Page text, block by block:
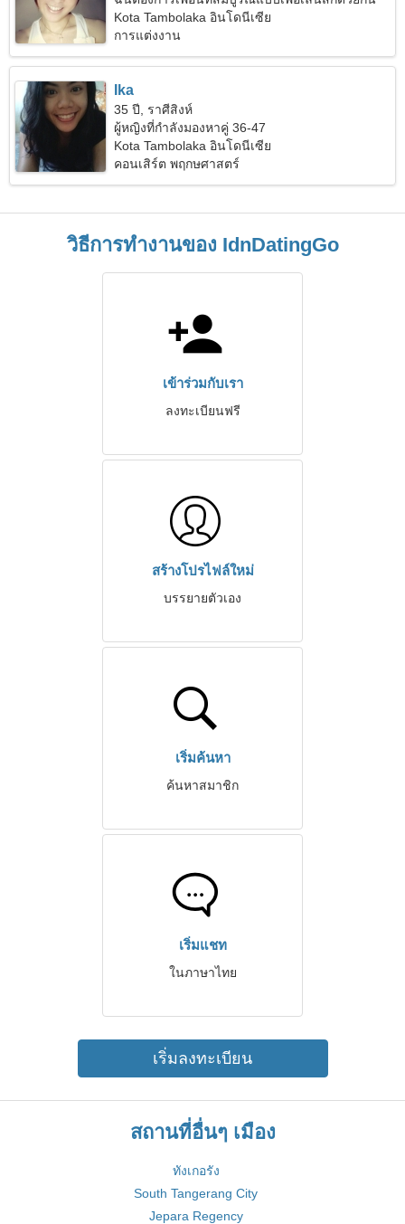
Kota Tambolaka อินโดนีเซีย
การแต่งงาน
Ika
35 ปี, ราศีสิงห์
ผู้หญิงที่กำลังมองหาคู่ 36-47
Kota Tambolaka อินโดนีเซีย
คอนเสิร์ต พฤกษศาสตร์
วิธีการทำงานของ IdnDatingGo
เข้าร่วมกับเรา
ลงทะเบียนฟรี
สร้างโปรไฟล์ใหม่
บรรยายตัวเอง
เริ่มค้นหา
ค้นหาสมาชิก
เริ่มแชท
ในภาษาไทย
เริ่มลงทะเบียน
สถานที่อื่นๆ เมือง
ทังเกอรัง
South Tangerang City
Jepara Regency